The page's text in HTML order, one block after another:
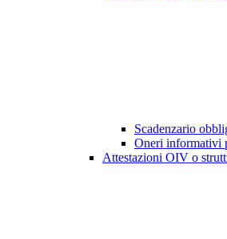
Scadenzario
Oneri informativi
Attestazioni OIV o